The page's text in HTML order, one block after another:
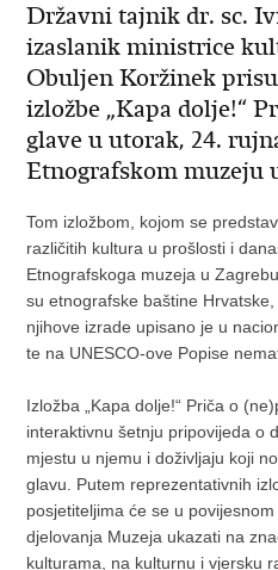
Državni tajnik dr. sc.
izaslanik ministrice
Obuljen Koržinek
izložbe „Kapa dolje!“
glave u utorak, 24.
Etnografskom muzeju
Tom izložbom, kojom se
različitih kultura u prošlosti i
Etnografskoga muzeja u
su etnografske baštine
njihove izrade upisano je u
te na UNESCO-ove Popise
Izložba „Kapa dolje!“ Priča o
interaktivnu šetnju pripovijeda o
mjestu u njemu i doživljaju koji
glavu. Putem reprezentativnih
posjetiteljima će se u
djelovanja Muzeja ukazati na
kulturama, na kulturnu i vjersku